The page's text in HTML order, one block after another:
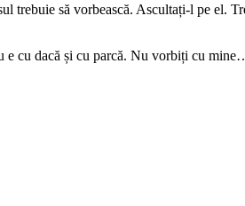
să vorbească. Ascultați-l pe el.
e cu dacă și cu parcă. Nu vorbiți cu